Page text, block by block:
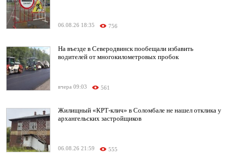
06.08.26 18:35 756
На въезде в Северодвинск пообещали избавить
водителей от многокилометровых пробок
вчера 09:03 561
Жилищный «КРТ-клич» в Соломбале не нашел отклика у
архангельских застройщиков
06.08.26 21:59 555